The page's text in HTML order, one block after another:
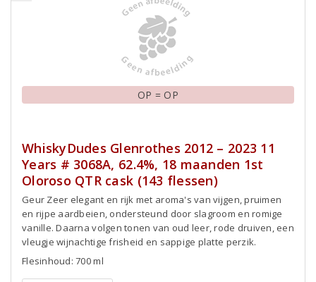
OP = OP
WhiskyDudes Glenrothes 2012 – 2023 11
Years # 3068A, 62.4%, 18 maanden 1st
Oloroso QTR cask (143 flessen)
Geur Zeer elegant en rijk met aroma's van vijgen, pruimen
en rijpe aardbeien, ondersteund door slagroom en romige
vanille. Daarna volgen tonen van oud leer, rode druiven, een
vleugje wijnachtige frisheid en sappige platte perzik.
Flesinhoud: 700 ml